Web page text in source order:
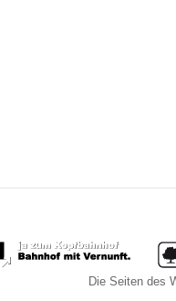
Die Seiten des